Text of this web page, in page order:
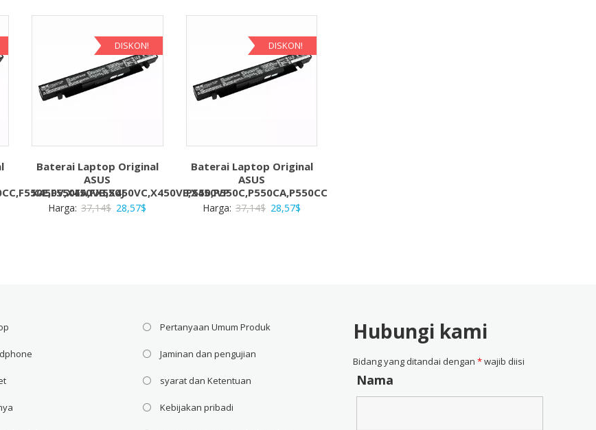
DISKON!
Baterai Laptop Original
ASUS
X450V,X450VB,X450VC,X450VE,X450VP
Harga: 37,14$ Harga
28,57$
DISKON!
Baterai Laptop Original
ASUS
P550,P550C,P550CA,P550CC
Harga: 37,14$ Harga
28,57$
Pertanyaan Umum Produk
Jaminan dan pengujian
syarat dan Ketentuan
Kebijakan pribadi
Hubungi kami
Bidang yang ditandai dengan*wajib diisi
Nama